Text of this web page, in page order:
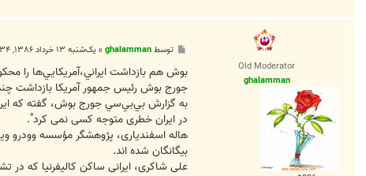
Old Moderator
ghalamman
ت
توسطghalamman
» یک‌شنبه ۱۳ خرداد ۱۳۸۶, ۱۲:۳۴ ق.ظ
بوش هم بازداشت ايراني،آمريكايي‌ها را
جورج بوش رئيس جمهور آمريکا بازداشت
به گزارش بي‌بي‌سي جورج بوش، گفته که اين
در ايران خطری متوجه کسی نمی کرد".
هاله اسفندياری، پژوهشگر مؤسسه وودرو
بيگانگان شده اند.
علی شاکری، ايرانی ساکن کاليفرنيا که در